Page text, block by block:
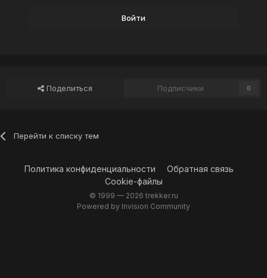
Войти
Поделиться Подписчики 0
Перейти к списку тем
Политика конфиденциальности
Обратная связь
Cookie-файлы
© 1999 — 2026 trekker.ru
Powered by Invision Community